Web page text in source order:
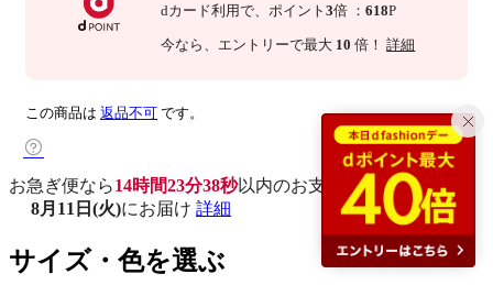
dカード利用で、 ポイント3倍 ：618P
今なら 、エントリーで最大 10 倍！詳細
この商品は 返品不可 です。
お急ぎ便なら14時間23分37秒以内のお支払いで
8月11日(火)にお届け 詳細
サイズ・色を選ぶ